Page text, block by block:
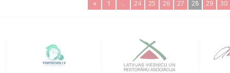
« 1 .. 24 25 26 27 28 29 30